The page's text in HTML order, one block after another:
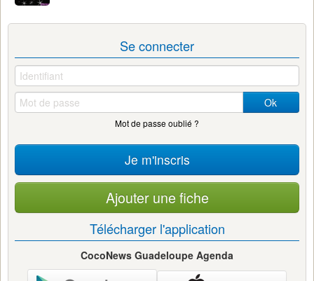
Se connecter
Ok
Mot de passe oublié ?
Je m'inscris
Ajouter une fiche
Télécharger l'application
CocoNews Guadeloupe Agenda